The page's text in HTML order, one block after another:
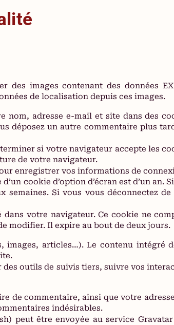
des images contenant des données
de localisation depuis ces images.
nom, adresse e-mail et site dans des
déposez un autre commentaire plus
si votre navigateur accepte les
de votre navigateur.
enregistrer vos informations de
cookie d’option d’écran est d’un an.
semaines. Si vous vous déconnectez de
votre navigateur. Ce cookie ne
modifier. Il expire au bout de deux jours.
images, articles…). Le contenu intégré
outils de suivis tiers, suivre vos
de commentaire, ainsi que votre
indésirables.
peut être envoyée au service